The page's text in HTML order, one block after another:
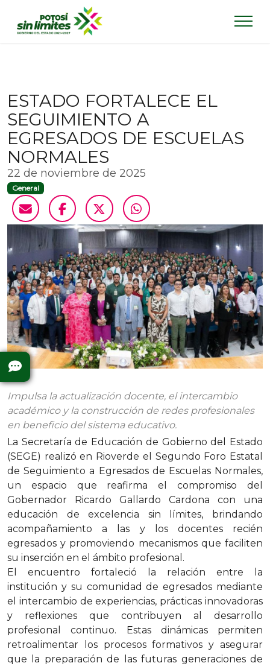
ESTADO FORTALECE EL
SEGUIMIENTO A
EGRESADOS DE ESCUELAS
NORMALES
22 de noviembre de 2025
General
Impulsa la actualización docente, el intercambio
académico y la construcción de redes profesionales
en beneficio del sistema educativo.
La Secretaría de Educación de Gobierno del Estado
(SEGE) realizó en Rioverde el Segundo Foro Estatal
de Seguimiento a Egresados de Escuelas Normales,
un espacio que reafirma el compromiso del
Gobernador Ricardo Gallardo Cardona con una
educación de excelencia sin límites, brindando
acompañamiento a las y los docentes recién
egresados y promoviendo mecanismos que faciliten
su inserción en el ámbito profesional.
El encuentro fortaleció la relación entre la
institución y su comunidad de egresados mediante
el intercambio de experiencias, prácticas innovadoras
y reflexiones que contribuyen al desarrollo
profesional continuo. Estas dinámicas permiten
retroalimentar los procesos formativos y asegurar
que la preparación de las futuras generaciones de